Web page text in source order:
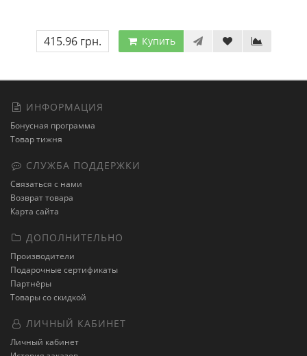
415.96 грн. Купить
ИНФОРМАЦИЯ
Бонусная программа
Товар тижня
СЛУЖБА ПОДДЕРЖКИ
Связаться с нами
Возврат товара
Карта сайта
ДОПОЛНИТЕЛЬНО
Производители
Подарочные сертификаты
Партнёры
Товары со скидкой
ЛИЧНЫЙ КАБИНЕТ
Личный кабинет